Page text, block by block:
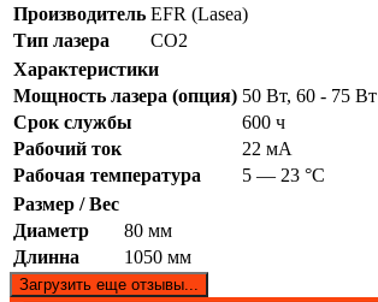
Производитель EFR (Lasea)
Тип лазера
CO2
Характеристики
Мощность лазера (опция) 50 Вт, 60 - 75 Вт
Срок службы
600 ч
Рабочий ток
22 мА
Рабочая температура
5 — 23 °C
Размер / Вес
Диаметр
80 мм
Длинна
1050 мм
Загрузить еще отзывы...